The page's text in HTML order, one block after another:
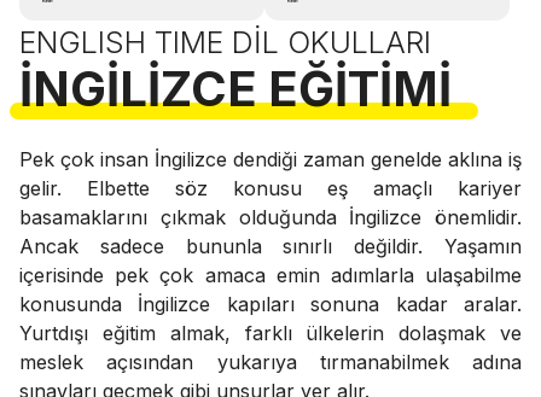
ENGLISH TIME DIL OKULLARI
İNGILIZCE EĞITIMI
Pek çok insan İngilizce dendiği zaman genelde aklına iş
gelir. Elbette söz konusu eş amaçlı kariyer
basamaklarını çıkmak olduğunda İngilizce önemlidir.
Ancak sadece bununla sınırlı değildir. Yaşamın
içerisinde pek çok amaca emin adımlarla ulaşabilme
konusunda İngilizce kapıları sonuna kadar aralar.
Yurtdışı eğitim almak, farklı ülkelerin dolaşmak ve
meslek açısından yukarıya tırmanabilmek adına
sınavları geçmek gibi unsurlar yer alır.